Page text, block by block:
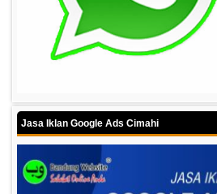
Jasa Iklan Google Ads Cimahi